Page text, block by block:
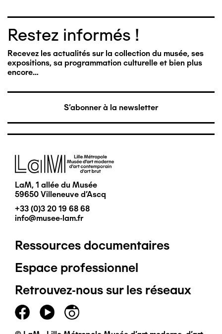
Restez informés !
Recevez les actualités sur la collection du musée, ses
expositions, sa programmation culturelle et bien plus
encore…
S'abonner à la newsletter
Image
LaM, 1 allée du Musée
59650 Villeneuve d'Ascq
+33 (0)3 20 19 68 68
info@musee-lam.fr
Pied
de
page
principal
Ressources documentaires
Espace professionnel
Retrouvez-nous sur les réseaux